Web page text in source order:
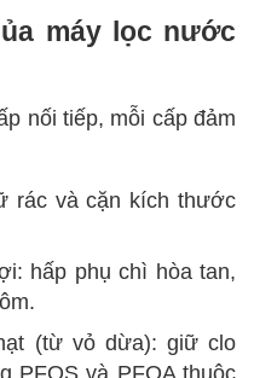
máy lọc nước
nối tiếp, mỗi cấp đảm
rác và cặn kích thước
hấp phụ chì hòa tan,
(từ vỏ dừa): giữ clo
PFOS và PFOA thuộc